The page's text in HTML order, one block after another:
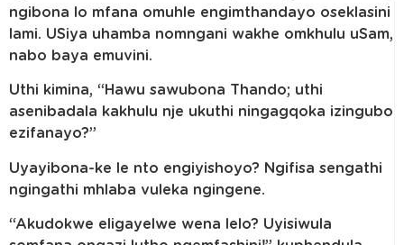
ngibona lo mfana omuhle engimthandayo oseklasini
lami. USiya uhamba nomngani wakhe omkhulu uSam,
nabo baya emuvini.
Uthi kimina, “Hawu sawubona Thando; uthi
asenibadala kakhulu nje ukuthi ningagqoka izingubo
ezifanayo?”
Uyayibona-ke le nto engiyishoyo? Ngifisa sengathi
ngingathi mhlaba vuleka ngingene.
“Akudokwe eligayelwe wena lelo? Uyisiwula